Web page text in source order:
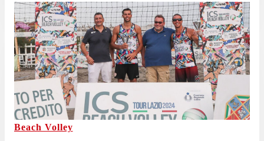
Beach Volley